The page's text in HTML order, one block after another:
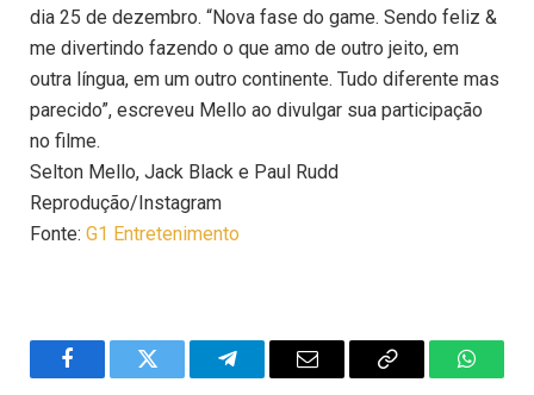
dia 25 de dezembro. “Nova fase do game. Sendo feliz &
me divertindo fazendo o que amo de outro jeito, em
outra língua, em um outro continente. Tudo diferente mas
parecido”, escreveu Mello ao divulgar sua participação
no filme.
Selton Mello, Jack Black e Paul Rudd
Reprodução/Instagram
Fonte: G1 Entretenimento
FacebookTwitter TelegramEmail
Copy